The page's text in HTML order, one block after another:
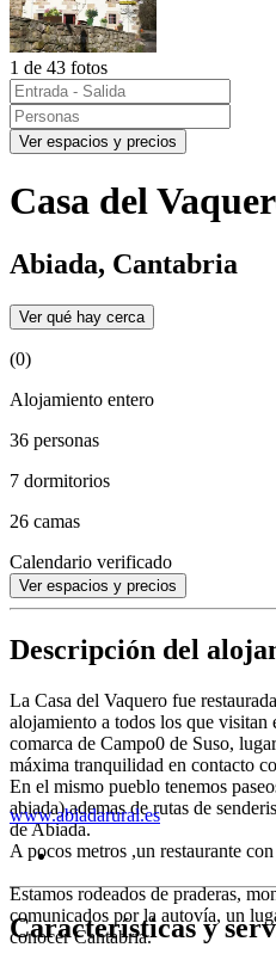
1 de 43 fotos
Ver espacios y precios
Casa del
Abiada, Cantabria
Ver qué hay cerca
(0)
Alojamiento entero
36 personas
7 dormitorios
26 camas
Calendario verificado
Ver espacios y precios
Descripción del
La Casa del Vaquero fue
alojamiento a todos los que visitan
comarca de Campo0 de Suso,
máxima tranquilidad en contacto
En el mismo pueblo tenemos
abiada),ademas de rutas de
de Abiada.
A pocos metros ,un restaurante
Estamos rodeados de praderas,
comunicados por la autovía, un
conocer Cantabria.
www.abiadarural.es
Características y